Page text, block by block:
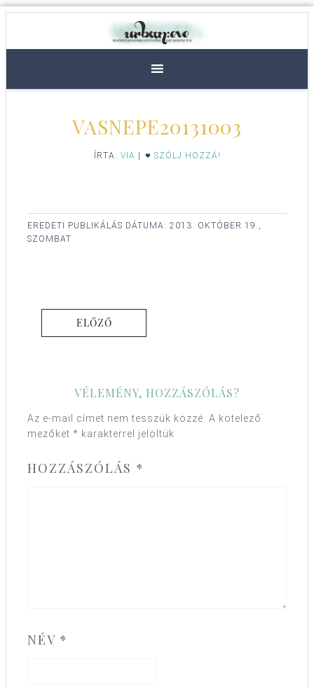
VASNEPE20131003
ÍRTA: VIA SZÓLJ HOZZÁ!
EREDETI PUBLIKÁLÁS DÁTUMA: 2013. OKTÓBER 19.,
SZOMBAT
ELŐZŐ
VÉLEMÉNY, HOZZÁSZÓLÁS?
Az e-mail címet nem tesszük közzé. A kötelező
mezőket * karakterrel jelöltük
HOZZÁSZÓLÁS *
NÉV *